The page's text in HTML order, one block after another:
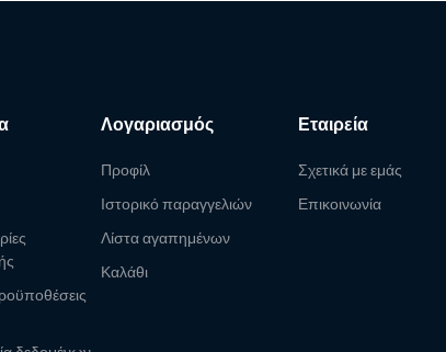
Λογαριασμός
Προφίλ
Ιστορικό παραγγελιών
Λίστα αγαπημένων
Καλάθι
Εταιρεία
Σχετικά με εμάς
Επικοινωνία